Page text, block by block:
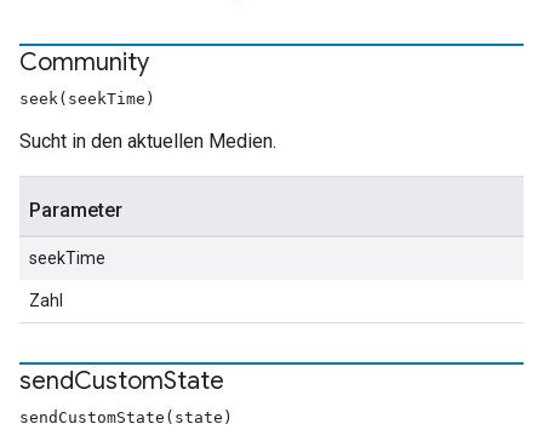
Community
seek(seekTime)
Sucht in den aktuellen Medien.
Parameter
seekTime
Zahl
sendCustomState
sendCustomState(state)